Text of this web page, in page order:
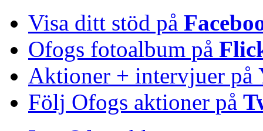
Visa ditt stöd på
Ofogs fotoalbum på
Aktioner + intervjuer på
Följ Ofogs aktioner på